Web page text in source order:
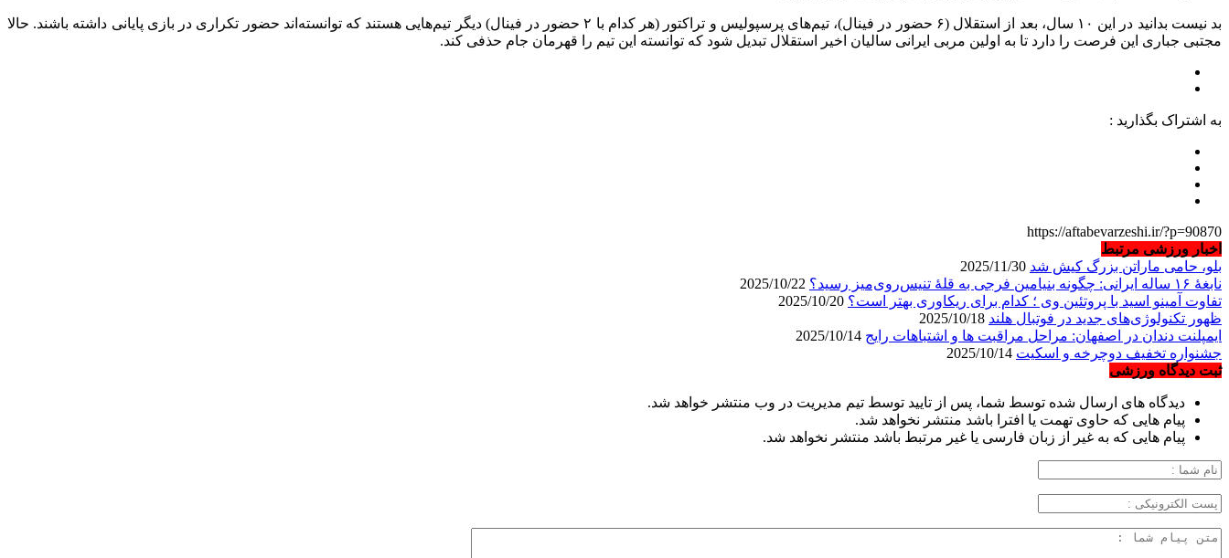
بد نیست بدانید در این ۱۰ سال، بعد از استقلال (۶ حضور در فینال)، تیم‌های پرسپولیس و تراکتور (هر کدام با ۲ حضور در فینال) دیگر تیم‌هایی هستند که توانسته‌اند حضور تکراری در بازی پایانی داشته باشند. حالا
مجتبی جباری این فرصت را دارد تا به اولین مربی ایرانی سالیان اخیر استقلال تبدیل شود که توانسته این تیم را قهرمان جام حذفی کند.
به اشتراک بگذارید :
https://aftabevarzeshi.ir/?p=90870
اخبار ورزشی مرتبط
بلو، حامی ماراتن بزرگ کیش شد
نابغهٔ ۱۶ ساله ایرانی: چگونه بنیامین فرجی به قلهٔ تنیس‌روی‌میز رسید؟
تفاوت آمینو اسید با پروتئین وی ؛ کدام برای ریکاوری بهتر است؟
ظهور تکنولوژی‌های جدید در فوتبال هلند
ایمپلنت دندان در اصفهان: مراحل مراقبت ها و اشتباهات رایج
جشنواره تخفیف دوچرخه‌ و اسکیت
ثبت دیدگاه ورزشی
دیدگاه های ارسال شده توسط شما، پس از تایید توسط تیم مدیریت در وب منتشر خواهد شد.
پیام هایی که حاوی تهمت یا افترا باشد منتشر نخواهد شد.
پیام هایی که به غیر از زبان فارسی یا غیر مرتبط باشد منتشر نخواهد شد.